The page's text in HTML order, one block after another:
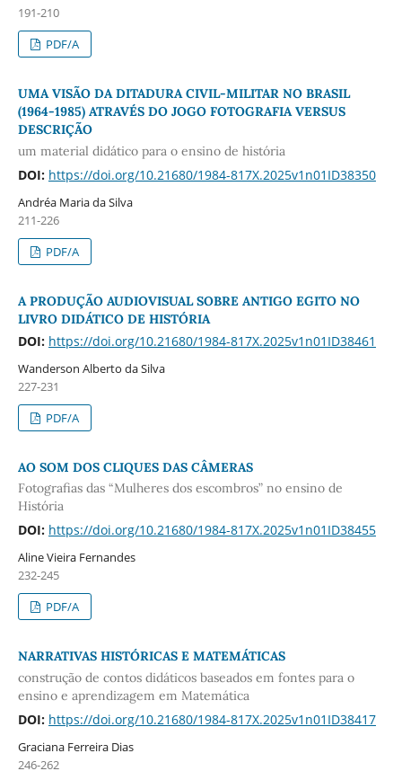
191-210
PDF/A
UMA VISÃO DA DITADURA CIVIL-MILITAR NO BRASIL
(1964-1985) ATRAVÉS DO JOGO FOTOGRAFIA VERSUS
DESCRIÇÃO
um material didático para o ensino de história
DOI: https://doi.org/10.21680/1984-817X.2025v1n01ID38350
Andréa Maria da Silva
211-226
PDF/A
A PRODUÇÃO AUDIOVISUAL SOBRE ANTIGO EGITO NO
LIVRO DIDÁTICO DE HISTÓRIA
DOI: https://doi.org/10.21680/1984-817X.2025v1n01ID38461
Wanderson Alberto da Silva
227-231
PDF/A
AO SOM DOS CLIQUES DAS CÂMERAS
Fotografias das “Mulheres dos escombros” no ensino de
História
DOI: https://doi.org/10.21680/1984-817X.2025v1n01ID38455
Aline Vieira Fernandes
232-245
PDF/A
NARRATIVAS HISTÓRICAS E MATEMÁTICAS
construção de contos didáticos baseados em fontes para o
ensino e aprendizagem em Matemática
DOI: https://doi.org/10.21680/1984-817X.2025v1n01ID38417
Graciana Ferreira Dias
246-262